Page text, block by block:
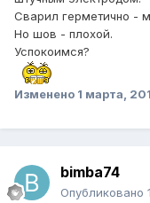
Сварил герметично -
Но шов - плохой.
Успокоимся?
Изменено 1 марта,
bimba74
Опубликовано